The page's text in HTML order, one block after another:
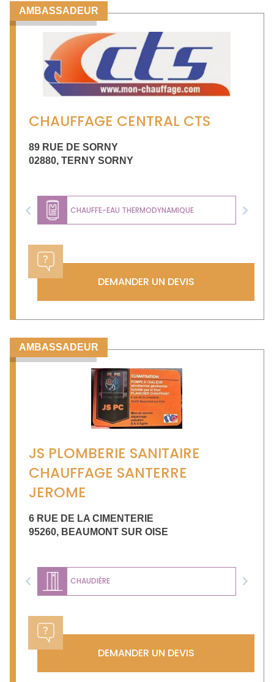
AMBASSADEUR
CHAUFFAGE CENTRAL CTS
89 RUE DE SORNY
02880, TERNY SORNY
CHAUFFE-EAU THERMODYNAMIQUE
Previous Next
DEMANDER UN DEVIS
AMBASSADEUR
JS PLOMBERIE SANITAIRE
CHAUFFAGE SANTERRE
JEROME
6 RUE DE LA CIMENTERIE
95260, BEAUMONT SUR OISE
CHAUDIÈRE
Previous Next
DEMANDER UN DEVIS